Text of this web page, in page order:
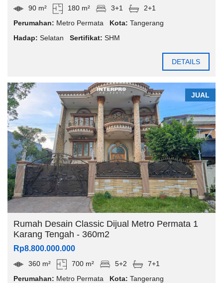
90 m² 180 m² 3+1
2+1
Perumahan: Metro Permata Kota: Tangerang
Hadap: Selatan Sertifikat: SHM
DETAILS
JUAL
Rumah Desain Classic Dijual Metro Permata 1
Karang Tengah - 360m2
Rp8.800.000.000
360 m² 700 m² 5+2
7+1
Perumahan: Metro Permata Kota: Tangerang